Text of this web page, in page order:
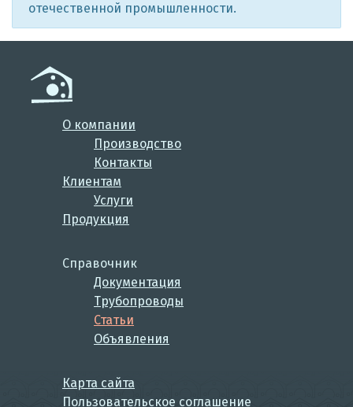
отечественной промышленности.
О компании
Производство
Контакты
Клиентам
Услуги
Продукция
Справочник
Документация
Трубопроводы
Статьи
Объявления
Карта сайта
Пользовательское соглашение